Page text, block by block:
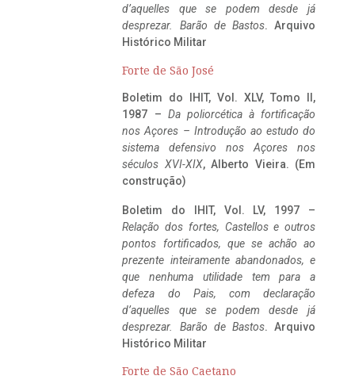
d’aquelles que se podem desde já
desprezar. Barão de Bastos. Arquivo
Histórico Militar
Forte de São José
Boletim do IHIT, Vol. XLV, Tomo II,
1987 – Da poliorcética à fortificação
nos Açores – Introdução ao estudo do
sistema defensivo nos Açores nos
séculos XVI-XIX, Alberto Vieira. (Em
construção)
Boletim do IHIT, Vol. LV, 1997 –
Relação dos fortes, Castellos e outros
pontos fortificados, que se achão ao
prezente inteiramente abandonados, e
que nenhuma utilidade tem para a
defeza do Pais, com declaração
d’aquelles que se podem desde já
desprezar. Barão de Bastos. Arquivo
Histórico Militar
Forte de São Caetano